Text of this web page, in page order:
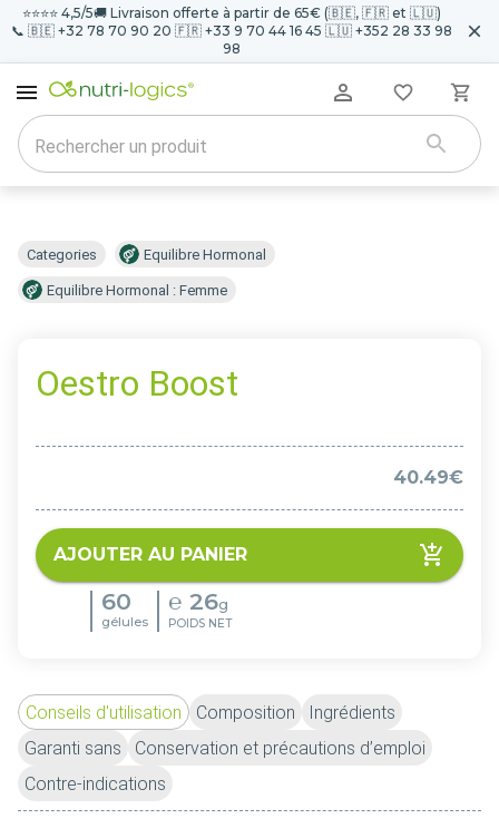
⭐️⭐️⭐️⭐️ 4,5/5🚚 Livraison offerte à partir de 65€ (🇧🇪, 🇫🇷 et 🇱🇺)
📞 🇧🇪 +32 78 70 90 20 🇫🇷 +33 9 70 44 16 45 🇱🇺 +352 28 33 98
98
Categories Equilibre Hormonal
Equilibre Hormonal : Femme
Oestro Boost
40.49€
AJOUTER AU PANIER
60
gélules
℮ 26g
POIDS NET
Conseils d'utilisation Composition
Ingrédients
Garanti sans
Conservation et précautions d’emploi
Contre-indications